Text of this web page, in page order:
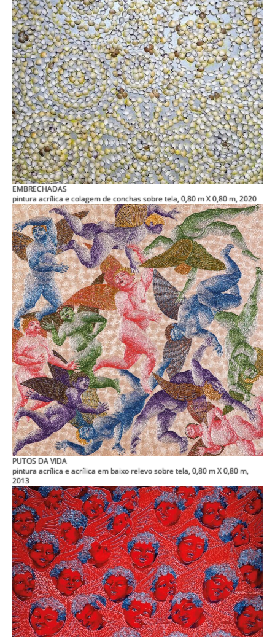
EMBRECHADAS
pintura acrílica e colagem de conchas sobre tela, 0,80 m X 0,80 m, 2020
PUTOS DA VIDA
pintura acrílica e acrílica em baixo relevo sobre tela, 0,80 m X 0,80 m,
2013